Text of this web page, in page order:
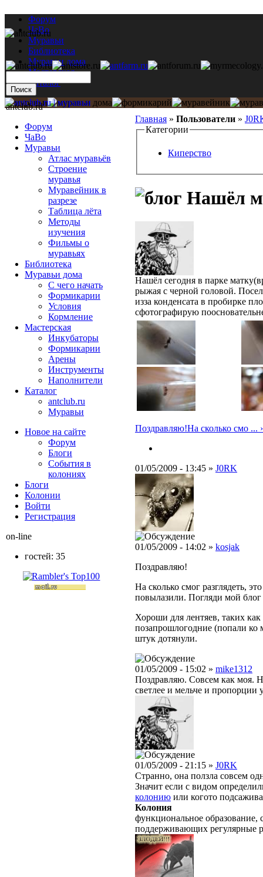
Форум
ЧаВо
Муравьи
Библиотека
Муравьи дома
Мастерская
Каталог
Главная » Пользователи »
Категории
Киперство
Нашёл
Нашёл сегодня в парке
рыжая с черной головой.
изза конденсата в пробирке
сфотографирую
Поздравляю!На сколько смо ... ›
01/05/2009 - 13:45 » J0RK
01/05/2009 - 14:02 » kosjak
Поздравляю!
На сколько смог разглядеть,
повылазили. Погляди мой
Хороши для лентяев, таких
позапрошлогодние (попали ко
штук дотянули.
01/05/2009 - 15:02 » mike1312
Поздравляю. Совсем как моя.
светлее и мельче и пропорции
01/05/2009 - 21:15 » J0RK
Странно, она ползла совсем
Значит если с видом
колонию или когото
Колония
функциональное образование,
поддерживающих регулярные
antclub.ru
Форум
ЧаВо
Муравьи
Атлас муравьёв
Строение
муравья
Муравейник в
разрезе
Таблица лёта
Методы
изучения
Фильмы о
муравьях
Библиотека
Муравьи дома
С чего начать
Формикарии
Условия
Кормление
Мастерская
Инкубаторы
Формикарии
Арены
Инструменты
Наполнители
Каталог
antclub.ru
Муравьи
Новое на сайте
Форум
Блоги
События в
колониях
Блоги
Колонии
Войти
Peгиcтpaция
on-line
гостей: 35